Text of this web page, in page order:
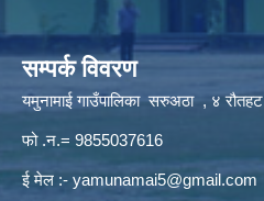
सम्पर्क विवरण
यमुनामाई गाउँपालिका सरुअठा , ४ रौतहट
फो .न.= 9855037616
ई मेल :- yamunamai5@gmail.com